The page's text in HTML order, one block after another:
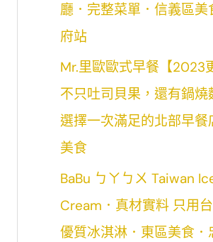
廳．完整菜單．信義區美
府站
Mr.里歐歐式早餐【2023
不只吐司貝果，還有鍋燒
選擇一次滿足的北部早餐
美食
BaBu ㄅㄚㄅㄨ Taiwan
Cream．真材實料 只用
優質冰淇淋．東區美食．